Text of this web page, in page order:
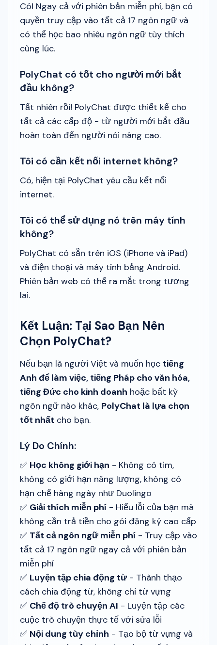
Có! Ngay cả với phiên bản miễn phí, bạn có
quyền truy cập vào tất cả 17 ngôn ngữ và
có thể học bao nhiêu ngôn ngữ tùy thích
cùng lúc.
PolyChat có tốt cho người mới bắt
đầu không?
Tất nhiên rồi! PolyChat được thiết kế cho
tất cả các cấp độ - từ người mới bắt đầu
hoàn toàn đến người nói nâng cao.
Tôi có cần kết nối internet không?
Có, hiện tại PolyChat yêu cầu kết nối
internet.
Tôi có thể sử dụng nó trên máy tính
không?
PolyChat có sẵn trên iOS (iPhone và iPad)
và điện thoại và máy tính bảng Android.
Phiên bản web có thể ra mắt trong tương
lai.
Kết Luận: Tại Sao Bạn Nên
Chọn PolyChat?
Nếu bạn là người Việt và muốn học tiếng
Anh để làm việc, tiếng Pháp cho văn hóa,
tiếng Đức cho kinh doanh hoặc bất kỳ
ngôn ngữ nào khác, PolyChat là lựa chọn
tốt nhất cho bạn.
Lý Do Chính:
✅ Học không giới hạn - Không có tim,
không có giới hạn năng lượng, không có
hạn chế hàng ngày như Duolingo
✅ Giải thích miễn phí - Hiểu lỗi của bạn mà
không cần trả tiền cho gói đăng ký cao cấp
✅ Tất cả ngôn ngữ miễn phí - Truy cập vào
tất cả 17 ngôn ngữ ngay cả với phiên bản
miễn phí
✅ Luyện tập chia động từ - Thành thạo
cách chia động từ, không chỉ từ vựng
✅ Chế độ trò chuyện AI - Luyện tập các
cuộc trò chuyện thực tế với sửa lỗi
✅ Nội dung tùy chỉnh - Tạo bộ từ vựng và